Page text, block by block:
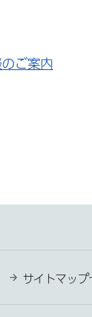
ご案内
サイトマップ